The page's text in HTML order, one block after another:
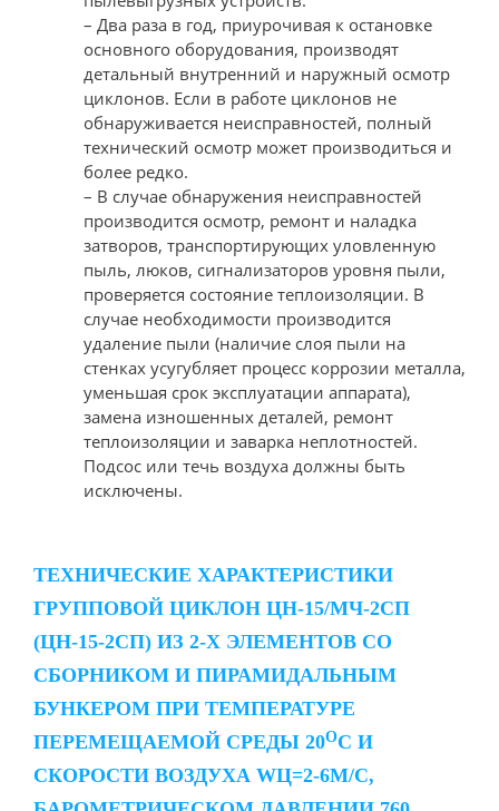
– Два раза в год, приурочивая к остановке
основного оборудования, производят
детальный внутренний и наружный осмотр
циклонов. Если в работе циклонов не
обнаруживается неисправностей, полный
технический осмотр может производиться и
более редко.
– В случае обнаружения неисправностей
производится осмотр, ремонт и наладка
затворов, транспортирующих уловленную
пыль, люков, сигнализаторов уровня пыли,
проверяется состояние теплоизоляции. В
случае необходимости производится
удаление пыли (наличие слоя пыли на
стенках усугубляет процесс коррозии металла,
уменьшая срок эксплуатации аппарата),
замена изношенных деталей, ремонт
теплоизоляции и заварка неплотностей.
Подсос или течь воздуха должны быть
исключены.
ТЕХНИЧЕСКИЕ ХАРАКТЕРИСТИКИ
ГРУППОВОЙ ЦИКЛОН ЦН-15/МЧ-2СП
(ЦН-15-2СП) ИЗ 2-Х ЭЛЕМЕНТОВ СО
СБОРНИКОМ И ПИРАМИДАЛЬНЫМ
БУНКЕРОМ ПРИ ТЕМПЕРАТУРЕ
ПЕРЕМЕЩАЕМОЙ СРЕДЫ 20ОС И
СКОРОСТИ ВОЗДУХА WЦ=2-6М/С,